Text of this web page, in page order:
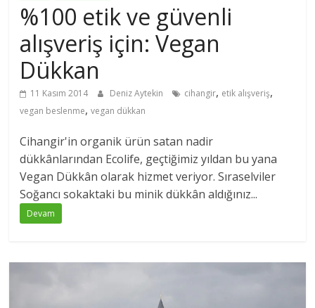
%100 etik ve güvenli
alışveriş için: Vegan
Dükkan
11 Kasım 2014 Deniz Aytekin cihangir, etik alışveriş,
vegan beslenme,vegan dükkan
Cihangir'in organik ürün satan nadir
dükkânlarından Ecolife, geçtiğimiz yıldan bu yana
Vegan Dükkân olarak hizmet veriyor. Sıraselviler
Soğancı sokaktaki bu minik dükkân aldığınız...
Devam